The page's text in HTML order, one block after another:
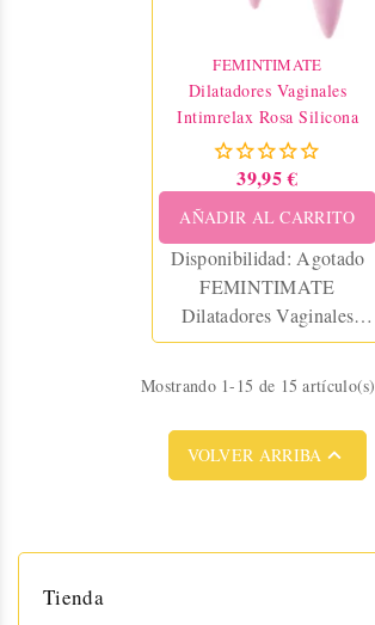
FEMINTIMATE
Dilatadores Vaginales
Intimrelax Rosa Silicona
39,95 €
AÑADIR AL CARRITO
Disponibilidad: Agotado
FEMINTIMATE
Dilatadores Vaginales
Intimrelax Rosa Silicona
Mostrando 1-15 de 15 artículo(s)
VOLVER ARRIBA 
Tienda